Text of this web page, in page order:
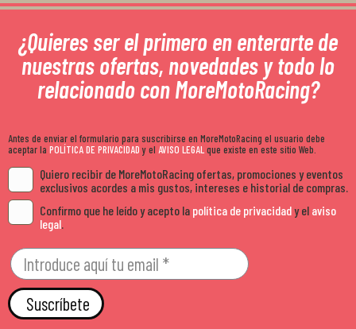
¿Quieres ser el primero en enterarte de
nuestras ofertas, novedades y todo lo
relacionado con MoreMotoRacing?
Antes de enviar el formulario para suscribirse en MoreMotoRacing el usuario debe
aceptar la POLÍTICA DE PRIVACIDADy el AVISO LEGALque existe en este sitio Web.
Quiero recibir de MoreMotoRacing ofertas, promociones y eventos
exclusivos acordes a mis gustos, intereses e historial de compras.
Confirmo que he leído y acepto la política de privacidady el aviso
legal.
Suscríbete